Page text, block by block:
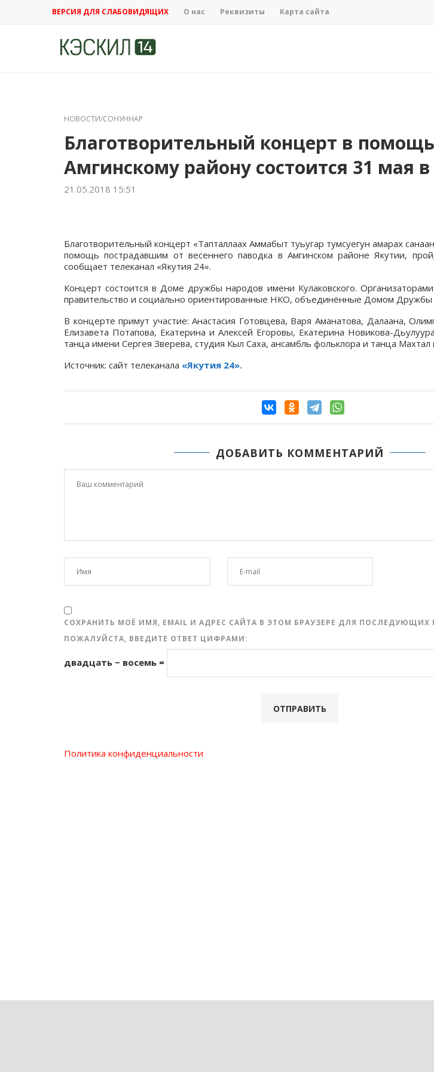
ВЕРСИЯ ДЛЯ СЛАБОВИДЯЩИХ О нас Реквизиты Карта сайта
НОВОСТИ/СОНУННАР
Благотворительный концерт в помощь
Амгинскому району состоится 31 мая в
21.05.2018 15:51
Благотворительный концерт «Тапталлаах Аммабыт туьугар тумсуегун амарах
помощь пострадавшим от весеннего паводка в Амгинском районе Якутии,
сообщает телеканал «Якутия 24».
Концерт состоится в Доме дружбы народов имени Кулаковского.
правительство и социально ориентированные НКО, объединённые Домом
В концерте примут участие: Анастасия Готовцева, Варя Аманатова, Далаана,
Елизавета Потапова, Екатерина и Алексей Егоровы, Екатерина Новикова-
танца имени Сергея Зверева, студия Кыл Саха, ансамбль фольклора и танца Махтал
Источник: сайт телеканала «Якутия 24».
ДОБАВИТЬ КОММЕНТАРИЙ
СОХРАНИТЬ МОЁ ИМЯ, EMAIL И АДРЕС САЙТА В ЭТОМ БРАУЗЕРЕ ДЛЯ
ПОЖАЛУЙСТА, ВВЕДИТЕ ОТВЕТ ЦИФРАМИ:
двадцать − восемь =
Политика конфиденциальности